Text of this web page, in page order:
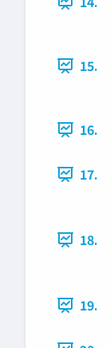
15.
16.
17.
18.
19.